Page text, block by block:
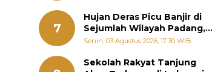
7
Hujan Deras Picu Banjir di
Sejumlah Wilayah Padang,
Fadly Amran Perintahkan
Senin, 03 Agustus 2026, 17:30 WIB
Sekolah Rakyat Tanjung